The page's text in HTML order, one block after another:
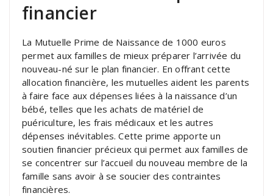
financier
La Mutuelle Prime de Naissance de 1000 euros
permet aux familles de mieux préparer l’arrivée du
nouveau-né sur le plan financier. En offrant cette
allocation financière, les mutuelles aident les parents
à faire face aux dépenses liées à la naissance d’un
bébé, telles que les achats de matériel de
puériculture, les frais médicaux et les autres
dépenses inévitables. Cette prime apporte un
soutien financier précieux qui permet aux familles de
se concentrer sur l’accueil du nouveau membre de la
famille sans avoir à se soucier des contraintes
financières.